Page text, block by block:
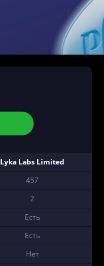
Lyka Labs Limited
457
2
Есть
Есть
Нет